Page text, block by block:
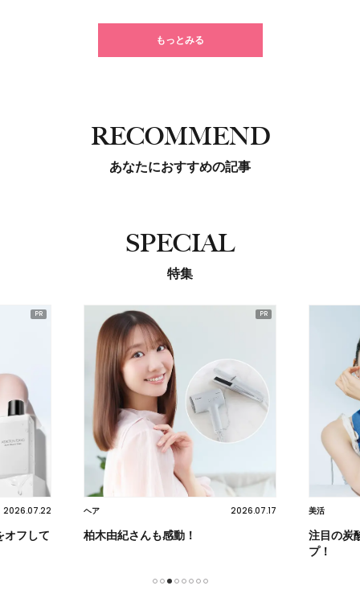
もっとみる
RECOMMEND
あなたにおすすめの記事
SPECIAL
特集
2026.07.22
オフして
ヘア 2026.07.17
柏木由紀さんも感動！
美活
注目の炭
プ！